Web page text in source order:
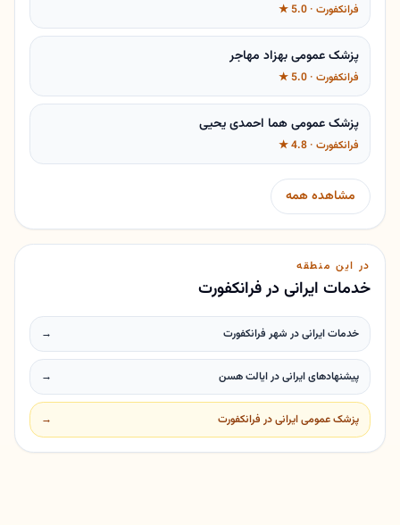
فرانکفورت · 5.0 ★
پزشک عمومی بهزاد مهاجر
فرانکفورت · 5.0 ★
پزشک عمومی هما احمدی یحیی
فرانکفورت · 4.8 ★
مشاهده همه
در این منطقه
خدمات ایرانی در فرانکفورت
خدمات ایرانی در شهر فرانکفورت →
پیشنهادهای ایرانی در ایالت هسن →
پزشک عمومی ایرانی در فرانکفورت →